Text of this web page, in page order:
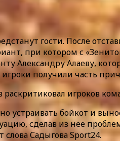
гости. После
при котором с
Александру Алаеву,
получили часть
игроков
устраивать бойкот и
сделав из нее
Садыгова Sport24.